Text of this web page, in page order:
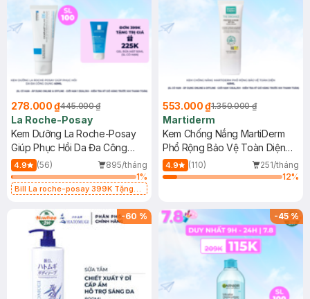
278.000 ₫445.000 ₫
La Roche-Posay
Kem Dưỡng La Roche-Posay
Giúp Phục Hồi Da Đa Công
Dụng 40ml
4.9 (56)
895/tháng
1%
Bill La roche-posay 399K Tặng
(SL có hạn)
553.000 ₫1.350.000 ₫
Martiderm
Kem Chống Nắng MartiDerm
Phổ Rộng Bảo Vệ Toàn Diện
40ml
4.9 (110)
251/tháng
12%
-60 % -45%